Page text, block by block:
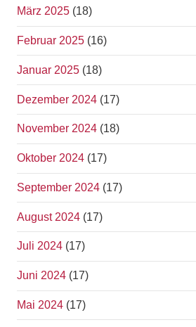
März 2025 (18)
Februar 2025 (16)
Januar 2025 (18)
Dezember 2024 (17)
November 2024 (18)
Oktober 2024 (17)
September 2024 (17)
August 2024 (17)
Juli 2024 (17)
Juni 2024 (17)
Mai 2024 (17)